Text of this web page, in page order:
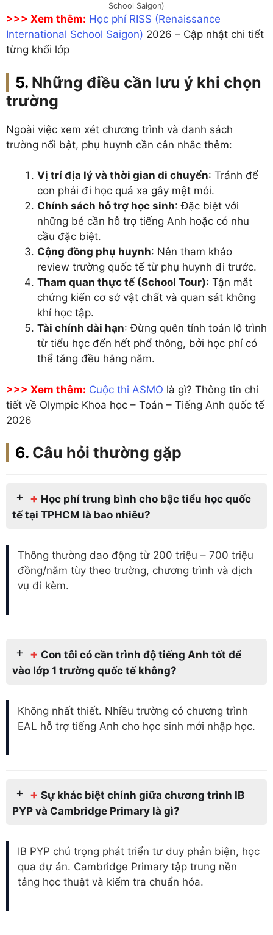
School Saigon)
>>> Xem thêm: Học phí RISS (Renaissance
International School Saigon) 2026 – Cập nhật chi tiết
từng khối lớp
Những điều cần lưu ý khi chọn
trường
Ngoài việc xem xét chương trình và danh sách
trường nổi bật, phụ huynh cần cân nhắc thêm:
Vị trí địa lý và thời gian di chuyển: Tránh để
con phải đi học quá xa gây mệt mỏi.
Chính sách hỗ trợ học sinh: Đặc biệt với
những bé cần hỗ trợ tiếng Anh hoặc có nhu
cầu đặc biệt.
Cộng đồng phụ huynh: Nên tham khảo
review trường quốc tế từ phụ huynh đi trước.
Tham quan thực tế (School Tour): Tận mắt
chứng kiến cơ sở vật chất và quan sát không
khí học tập.
Tài chính dài hạn: Đừng quên tính toán lộ trình
từ tiểu học đến hết phổ thông, bởi học phí có
thể tăng đều hằng năm.
>>> Xem thêm: Cuộc thi ASMO là gì? Thông tin chi
tiết về Olympic Khoa học – Toán – Tiếng Anh quốc tế
2026
Câu hỏi thường gặp
+ Học phí trung bình cho bậc tiểu học quốc
tế tại TPHCM là bao nhiêu?
Thông thường dao động từ 200 triệu – 700 triệu
đồng/năm tùy theo trường, chương trình và dịch
vụ đi kèm.
+ Con tôi có cần trình độ tiếng Anh tốt để
vào lớp 1 trường quốc tế không?
Không nhất thiết. Nhiều trường có chương trình
EAL hỗ trợ tiếng Anh cho học sinh mới nhập học.
+ Sự khác biệt chính giữa chương trình IB
PYP và Cambridge Primary là gì?
IB PYP chú trọng phát triển tư duy phản biện, học
qua dự án. Cambridge Primary tập trung nền
tảng học thuật và kiểm tra chuẩn hóa.